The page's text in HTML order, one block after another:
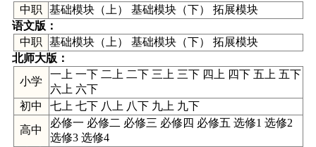
中职
基础模块（上） 基础模块（下） 拓展模块
语文版 ：
中职
基础模块（上） 基础模块（下） 拓展模块
北师大版 ：
小学
一上 一下 二上 二下 三上 三下 四上 四下 五上 五下
六上 六下
初中
七上 七下 八上 八下 九上 九下
高中
必修一 必修二 必修三 必修四 必修五 选修1 选修2
选修3 选修4